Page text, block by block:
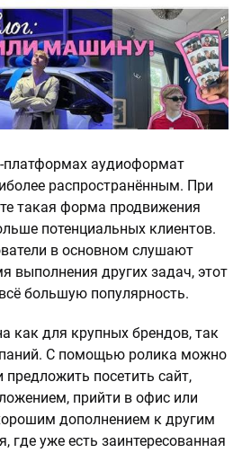
аудиоформат
распространённым. При
такая форма продвижения
потенциальных клиентов.
в основном слушают
выполнения других задач, этот
большую популярность.
как для крупных брендов, так
С помощью ролика можно
предложить посетить сайт,
прийти в офис или
дополнением к другим
где уже есть заинтересованная